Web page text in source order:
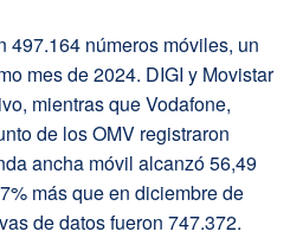
497.164 números móviles, un
mes de 2024. DIGI y Movistar
mientras que Vodafone,
de los OMV registraron
ancha móvil alcanzó 56,49
más que en diciembre de
de datos fueron 747.372.